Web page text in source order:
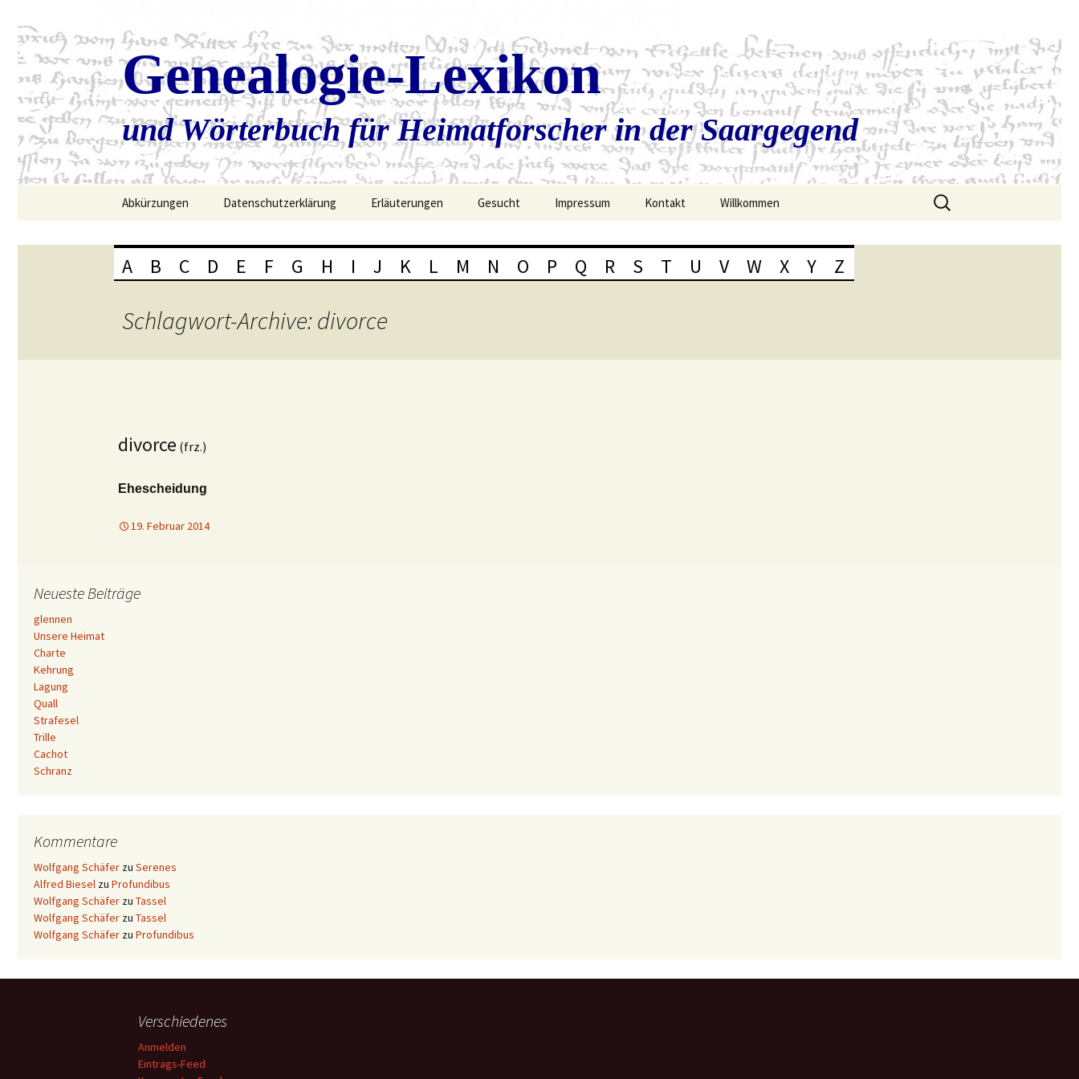
Genealogie-Lexikon
und Wörterbuch für Heimatforscher in der Saargegend
Abkürzungen Datenschutzerklärung Erläuterungen Gesucht Impressum Kontakt Willkommen
Suchen
nach:
A B C D E F G H I J K L M N O P Q R S T U V W X Y Z
Schlagwort-Archive: divorce
divorce (frz.)
Ehescheidung
19. Februar 2014
Neueste Beiträge
glennen
Unsere Heimat
Charte
Kehrung
Lagung
Quall
Strafesel
Trille
Cachot
Schranz
Kommentare
Wolfgang Schäfer zu Serenes
Alfred Biesel zu Profundibus
Wolfgang Schäfer zu Tassel
Wolfgang Schäfer zu Tassel
Wolfgang Schäfer zu Profundibus
Verschiedenes
Anmelden
Eintrags-Feed